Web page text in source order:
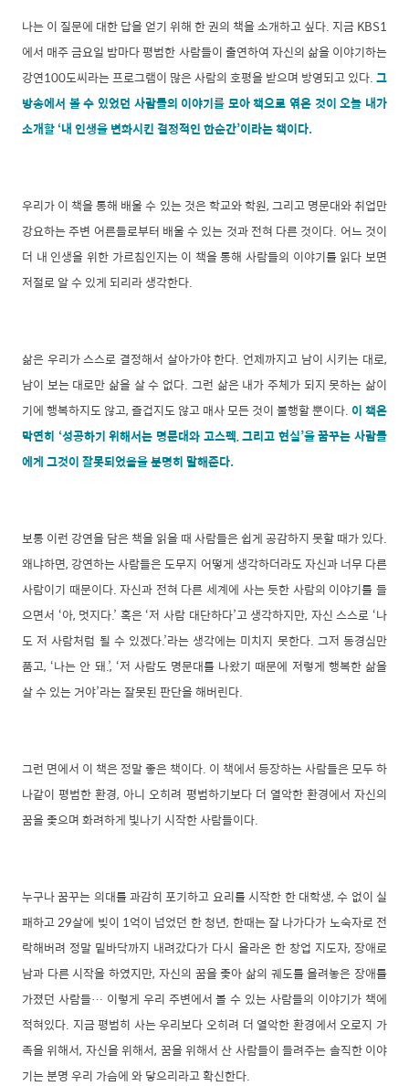
나는 이 질문에 대한 답을 얻기 위해 한 권의 책을 소개하고 싶다. 지금 KBS1
에서 매주 금요일 밤마다 평범한 사람들이 출연하여 자신의 삶을 이야기하는
강연100도씨라는 프로그램이 많은 사람의 호평을 받으며 방영되고 있다.그
방송에서 볼 수 있었던 사람들의 이야기를 모아 책으로 엮은 것이 오늘 내가
소개할 ‘내 인생을 변화시킨 결정적인 한순간’이라는 책이다.
우리가 이 책을 통해 배울 수 있는 것은 학교와 학원, 그리고 명문대와 취업만
강요하는 주변 어른들로부터 배울 수 있는 것과 전혀 다른 것이다. 어느 것이
더 내 인생을 위한 가르침인지는 이 책을 통해 사람들의 이야기를 읽다 보면
저절로 알 수 있게 되리라 생각한다.
삶은 우리가 스스로 결정해서 살아가야 한다. 언제까지고 남이 시키는 대로,
남이 보는 대로만 삶을 살 수 없다. 그런 삶은 내가 주체가 되지 못하는 삶이
기에 행복하지도 않고, 즐겁지도 않고 매사 모든 것이 불행할 뿐이다. 이 책은
막연히 ‘성공하기 위해서는 명문대와 고스펙, 그리고 현실’을 꿈꾸는 사람들
에게 그것이 잘못되었음을 분명히 말해준다.
보통 이런 강연을 담은 책을 읽을 때 사람들은 쉽게 공감하지 못할 때가 있다.
왜냐하면, 강연하는 사람들은 도무지 어떻게 생각하더라도 자신과 너무 다른
사람이기 때문이다. 자신과 전혀 다른 세계에 사는 듯한 사람의 이야기를 들
으면서 ‘아, 멋지다.’ 혹은 ‘저 사람 대단하다’고 생각하지만, 자신 스스로 ‘나
도 저 사람처럼 될 수 있겠다.’라는 생각에는 미치지 못한다. 그저 동경심만
품고, ‘나는 안 돼.’, ‘저 사람도 명문대를 나왔기 때문에 저렇게 행복한 삶을
살 수 있는 거야’라는 잘못된 판단을 해버린다.
그런 면에서 이 책은 정말 좋은 책이다. 이 책에서 등장하는 사람들은 모두 하
나같이 평범한 환경, 아니 오히려 평범하기보다 더 열악한 환경에서 자신의
꿈을 좇으며 화려하게 빛나기 시작한 사람들이다.
누구나 꿈꾸는 의대를 과감히 포기하고 요리를 시작한 한 대학생, 수 없이 실
패하고 29살에 빚이 1억이 넘었던 한 청년, 한때는 잘 나가다가 노숙자로 전
락해버려 정말 밑바닥까지 내려갔다가 다시 올라온 한 창업 지도자, 장애로
남과 다른 시작을 하였지만, 자신의 꿈을 좇아 삶의 궤도를 올려놓은 장애를
가졌던 사람들… 이렇게 우리 주변에서 볼 수 있는 사람들의 이야기가 책에
적혀있다. 지금 평범히 사는 우리보다 오히려 더 열악한 환경에서 오로지 가
족을 위해서, 자신을 위해서, 꿈을 위해서 산 사람들이 들려주는 솔직한 이야
기는 분명 우리 가슴에 와 닿으리라고 확신한다.